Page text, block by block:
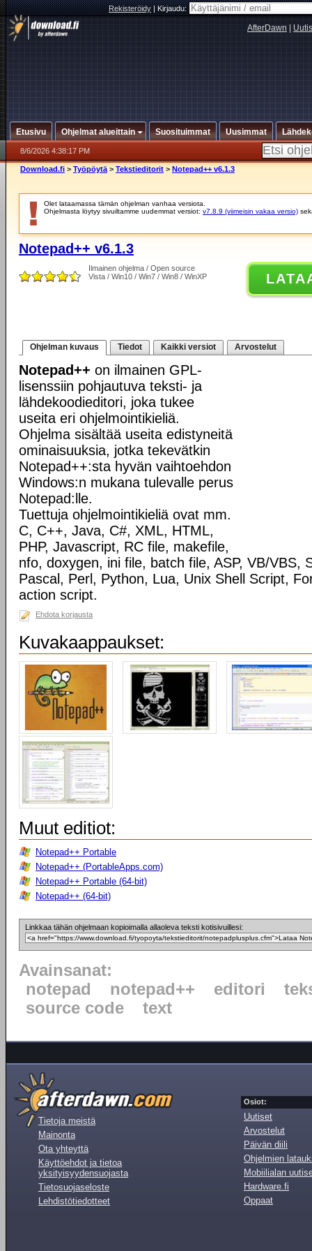
Rekisteröidy|Kirjaudu:
AfterDawn
Etusivu Ohjelmat alueittain Suosituimmat Uusimmat
8/6/2026 4:38:17 PM
Download.fi > Työpöytä > Tekstieditorit > Notepad++ v6.1.3
Olet lataamassa tämän ohjelman vanhaa versiota.
Ohjelmasta löytyy sivuiltamme uudemmat versiot: v7.8.9 (viimeisin vakaa versio)
Notepad++ v6.1.3
Ilmainen ohjelma / Open source
Vista / Win10 / Win7 / Win8 / WinXP
Ohjelman kuvaus Tiedot Kaikki versiot Arvostelut
Notepad++ on ilmainen GPL-
lisenssiin pohjautuva teksti- ja
lähdekoodieditori, joka tukee
useita eri ohjelmointikieliä.
Ohjelma sisältää useita edistyneitä
ominaisuuksia, jotka tekevätkin
Notepad++:sta hyvän vaihtoehdon
Windows:n mukana tulevalle perus
Notepad:lle.
Tuettuja ohjelmointikieliä ovat mm.
C, C++, Java, C#, XML, HTML,
PHP, Javascript, RC file, makefile,
nfo, doxygen, ini file, batch file, ASP, VB/VBS,
Pascal, Perl, Python, Lua, Unix Shell Script,
action script.
Ehdota korjausta
Kuvakaappaukset:
Muut editiot:
Notepad++ Portable
Notepad++ (PortableApps.com)
Notepad++ Portable (64-bit)
Notepad++ (64-bit)
Linkkaa tähän ohjelmaan kopioimalla allaoleva teksti kotisivuillesi:
Avainsanat:
notepad
notepad++ editori
source code
text
Tietoja meistä
Mainonta
Ota yhteyttä
Käyttöehdot ja tietoa
yksityisyydensuojasta
Tietosuojaseloste
Lehdistötiedotteet
Osiot:
Uutiset
Arvostelut
Päivän diili
Ohjelmien
Mobiilialan
Hardware.fi
Oppaat